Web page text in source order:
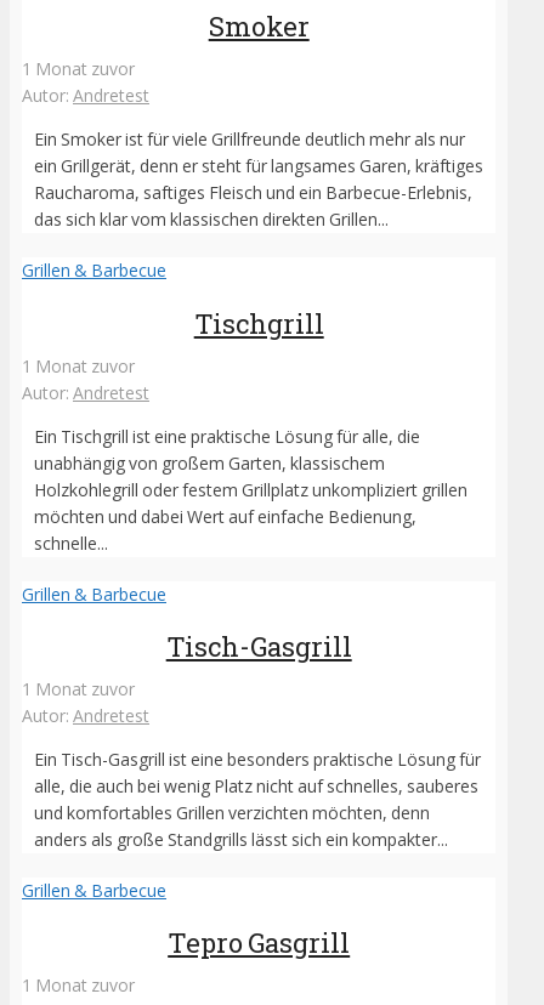
Smoker
1 Monat zuvor
Autor: Andretest
Ein Smoker ist für viele Grillfreunde deutlich mehr als nur
ein Grillgerät, denn er steht für langsames Garen, kräftiges
Raucharoma, saftiges Fleisch und ein Barbecue-Erlebnis,
das sich klar vom klassischen direkten Grillen...
Grillen & Barbecue
Tischgrill
1 Monat zuvor
Autor: Andretest
Ein Tischgrill ist eine praktische Lösung für alle, die
unabhängig von großem Garten, klassischem
Holzkohlegrill oder festem Grillplatz unkompliziert grillen
möchten und dabei Wert auf einfache Bedienung,
schnelle...
Grillen & Barbecue
Tisch-Gasgrill
1 Monat zuvor
Autor: Andretest
Ein Tisch-Gasgrill ist eine besonders praktische Lösung für
alle, die auch bei wenig Platz nicht auf schnelles, sauberes
und komfortables Grillen verzichten möchten, denn
anders als große Standgrills lässt sich ein kompakter...
Grillen & Barbecue
Tepro Gasgrill
1 Monat zuvor